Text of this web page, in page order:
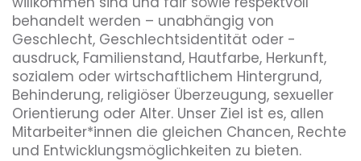
behandelt werden – unabhängig von
Geschlecht, Geschlechtsidentität oder -
ausdruck, Familienstand, Hautfarbe, Herkunft,
sozialem oder wirtschaftlichem Hintergrund,
Behinderung, religiöser Überzeugung, sexueller
Orientierung oder Alter. Unser Ziel ist es, allen
Mitarbeiter*innen die gleichen Chancen, Rechte
und Entwicklungsmöglichkeiten zu bieten.